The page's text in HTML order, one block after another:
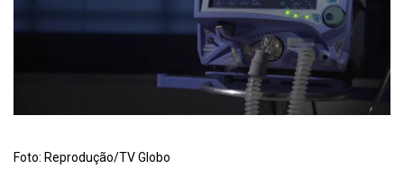
Foto: Reprodução/TV Globo